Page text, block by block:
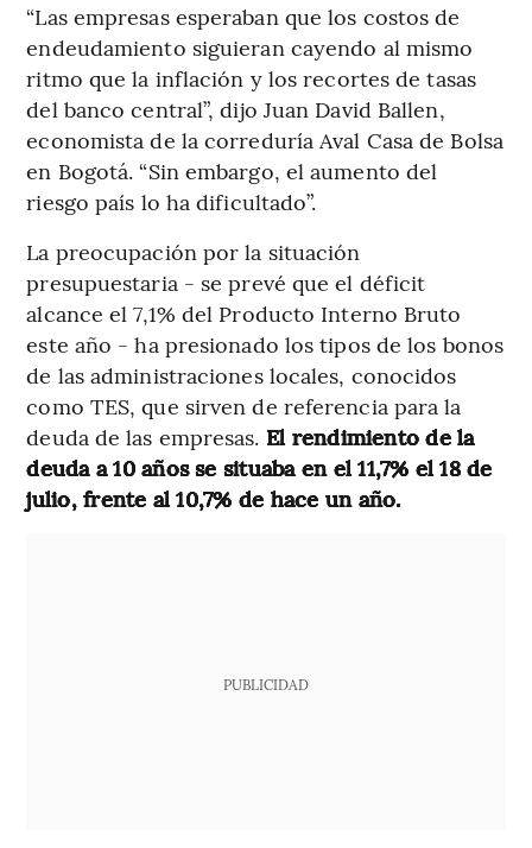
“Las empresas esperaban que los costos de
endeudamiento siguieran cayendo al mismo
ritmo que la inflación y los recortes de tasas
del banco central”, dijo Juan David Ballen,
economista de la correduría Aval Casa de Bolsa
en Bogotá. “Sin embargo, el aumento del
riesgo país lo ha dificultado”.
La preocupación por la situación
presupuestaria - se prevé que el déficit
alcance el 7,1% del Producto Interno Bruto
este año - ha presionado los tipos de los bonos
de las administraciones locales, conocidos
como TES, que sirven de referencia para la
deuda de las empresas. El rendimiento de la
deuda a 10 años se situaba en el 11,7% el 18 de
julio, frente al 10,7% de hace un año.
PUBLICIDAD